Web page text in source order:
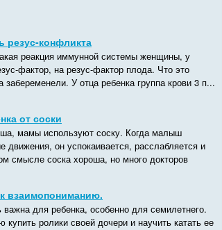
резус-конфликта
реакция иммунной системы женщины, у
фактор, на резус-фактор плода. Что это
забеременели. У отца ребенка группа крови 3 п...
от соски
мамы используют соску. Когда малыш
движения, он успокаивается, расслабляется и
смысле соска хороша, но много докторов
взаимопониманию.
важна для ребенка, особенно для семилетнего.
купить ролики своей дочери и научить катать ее